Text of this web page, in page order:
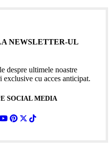
NEWSLETTER-UL
despre ultimele noastre
cu acces anticipat.
SOCIAL MEDIA